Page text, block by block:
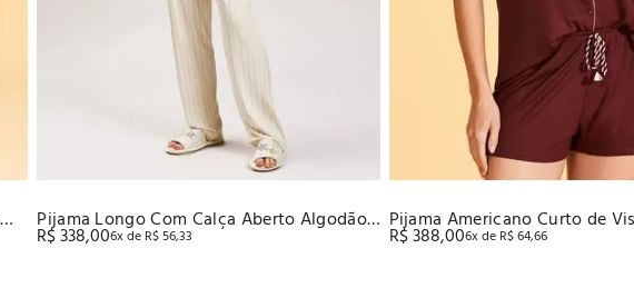
Pijama Longo Com Calça Aberto Algodão
Baunilha
R$338,006x de R$56,33
Pijama Americano Curto de
Stretch Recco
R$388,006x de R$64,66